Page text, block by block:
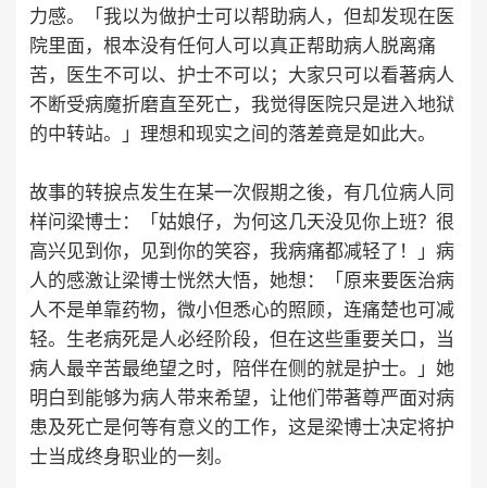
力感。「我以为做护士可以帮助病人，但却发现在医
院里面，根本没有任何人可以真正帮助病人脱离痛
苦，医生不可以、护士不可以；大家只可以看著病人
不断受病魔折磨直至死亡，我觉得医院只是进入地狱
的中转站。」理想和现实之间的落差竟是如此大。
故事的转捩点发生在某一次假期之後，有几位病人同
样问梁博士：「姑娘仔，为何这几天没见你上班？很
高兴见到你，见到你的笑容，我病痛都减轻了！」病
人的感激让梁博士恍然大悟，她想：「原来要医治病
人不是单靠药物，微小但悉心的照顾，连痛楚也可减
轻。生老病死是人必经阶段，但在这些重要关口，当
病人最辛苦最绝望之时，陪伴在侧的就是护士。」她
明白到能够为病人带来希望，让他们带著尊严面对病
患及死亡是何等有意义的工作，这是梁博士决定将护
士当成终身职业的一刻。